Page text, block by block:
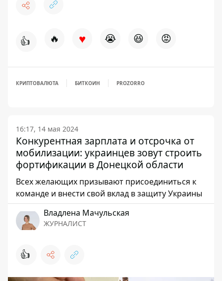
👍 🔥 ♥ 😭 😆 😡
КРИПТОВАЛЮТА БИТКОИН PROZORRO
16:17, 14 мая 2024
Конкурентная зарплата и отсрочка от
мобилизации: украинцев зовут строить
фортификации в Донецкой области
Всех желающих призывают присоединиться к
команде и внести свой вклад в защиту Украины
Владлена Мачульская
ЖУРНАЛИСТ
👍